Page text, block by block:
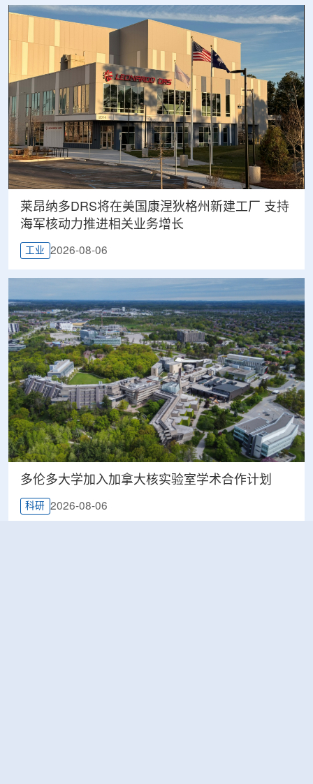
莱昂纳多DRS将在美国康涅狄格州新建工厂 支持
海军核动力推进相关业务增长
工业 2026-08-06
多伦多大学加入加拿大核实验室学术合作计划
科研 2026-08-06